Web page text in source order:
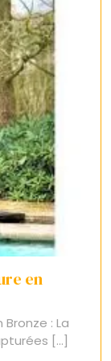
en
: La
[...]